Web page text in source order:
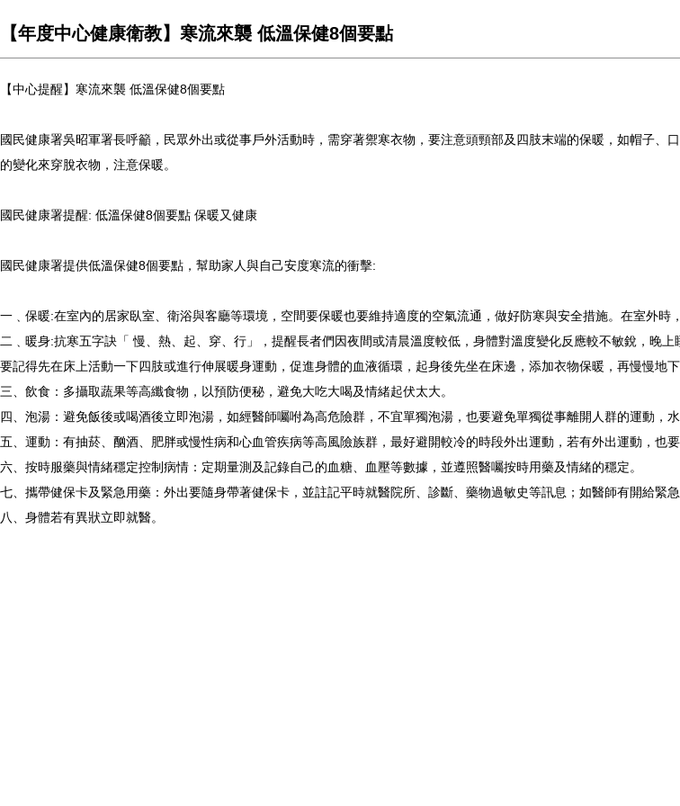
【年度中心健康衛教】寒流來襲 低溫保健8個要點
【中心提醒】寒流來襲 低溫保健8個要點
國民健康署吳昭軍署長呼籲，民眾外出或從事戶外活動時，需穿著禦寒衣物，要注意頭頸部及四肢末端的保暖，如帽子
的變化來穿脫衣物，注意保暖。
國民健康署提醒: 低溫保健8個要點 保暖又健康
國民健康署提供低溫保健8個要點，幫助家人與自己安度寒流的衝擊:
一﹑保暖:在室內的居家臥室、衛浴與客廳等環境，空間要保暖也要維持適度的空氣流通，做好防寒與安全措施。在室外時
二﹑暖身:抗寒五字訣「 慢、熱、起、穿、行」，提醒長者們因夜間或清晨溫度較低，身體對溫度變化反應較不敏銳，晚
要記得先在床上活動一下四肢或進行伸展暖身運動，促進身體的血液循環，起身後先坐在床邊，添加衣物保暖，再慢慢地
三、飲食：多攝取蔬果等高纖食物，以預防便秘，避免大吃大喝及情緒起伏太大。
四、泡湯：避免飯後或喝酒後立即泡湯，如經醫師囑咐為高危險群，不宜單獨泡湯，也要避免單獨從事離開人群的運動，
五、運動：有抽菸、酗酒、肥胖或慢性病和心血管疾病等高風險族群，最好避開較冷的時段外出運動，若有外出運動，也
六、按時服藥與情緒穩定控制病情：定期量測及記錄自己的血糖、血壓等數據，並遵照醫囑按時用藥及情緒的穩定。
七、攜帶健保卡及緊急用藥：外出要隨身帶著健保卡，並註記平時就醫院所、診斷、藥物過敏史等訊息；如醫師有開給緊急
八、身體若有異狀立即就醫。